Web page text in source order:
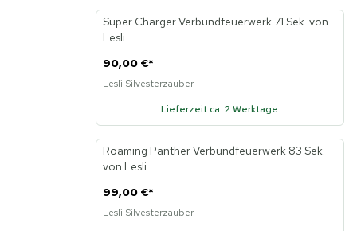
Super Charger Verbundfeuerwerk 71 Sek. von
Lesli
90,00 €*
Lesli Silvesterzauber
Lieferzeit ca. 2 Werktage
Roaming Panther Verbundfeuerwerk 83 Sek.
von Lesli
99,00 €*
Lesli Silvesterzauber